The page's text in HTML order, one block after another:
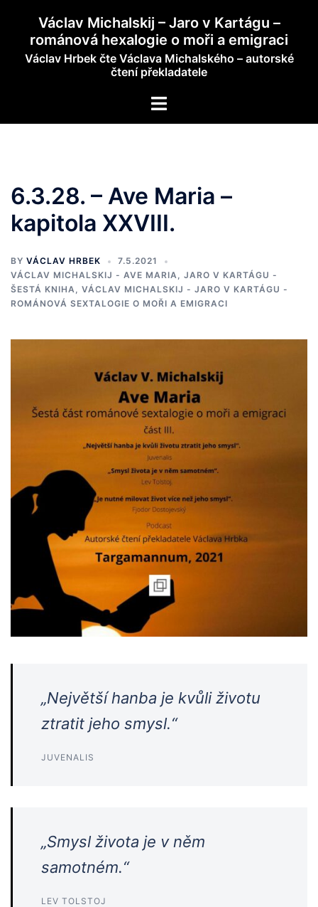
content
Václav Michalskij – Jaro v Kartágu –
románová hexalogie o moři a emigraci
Václav Hrbek čte Václava Michalského – autorské
čtení překladatele
Toggle
6.3.28. – Ave Maria –
kapitola XXVIII.
BY VÁCLAV HRBEK
7.5.2021
VÁCLAV MICHALSKIJ - AVE MARIA, JARO V KARTÁGU -
ŠESTÁ KNIHA, VÁCLAV MICHALSKIJ - JARO V KARTÁGU -
ROMÁNOVÁ SEXTALOGIE O MOŘI A EMIGRACI
„Největší hanba je kvůli životu
ztratit jeho smysl.“
JUVENALIS
„Smysl života je v něm
samotném.“
LEV TOLSTOJ